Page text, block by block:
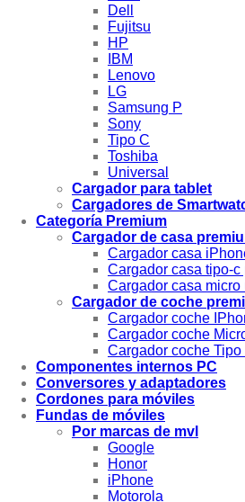
Dell
Fujitsu
HP
IBM
Lenovo
LG
Samsung P
Sony
Tipo C
Toshiba
Universal
Cargador para tablet
Cargadores de
Categoría Premium
Cargador de casa
Cargador casa
Cargador casa tipo-c
Cargador casa micro
Cargador de coche
Cargador coche
Cargador coche
Cargador coche
Componentes internos PC
Conversores y adaptadores
Cordones para móviles
Fundas de móviles
Por marcas de mvl
Google
Honor
iPhone
Motorola